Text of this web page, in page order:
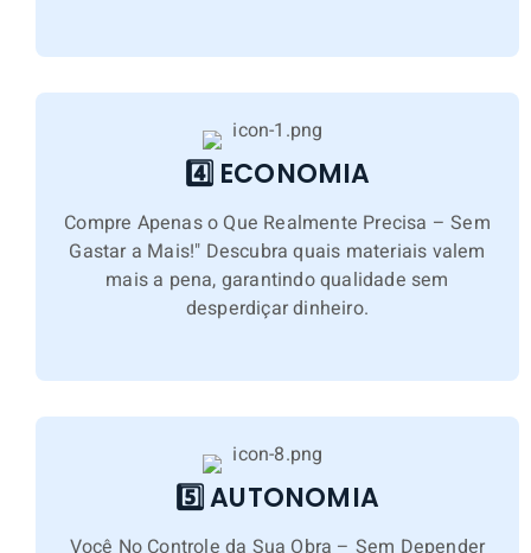
4️⃣ ECONOMIA
Compre Apenas o Que Realmente Precisa – Sem
Gastar a Mais!" Descubra quais materiais valem
mais a pena, garantindo qualidade sem
desperdiçar dinheiro.
5️⃣ AUTONOMIA
Você No Controle da Sua Obra – Sem Depender